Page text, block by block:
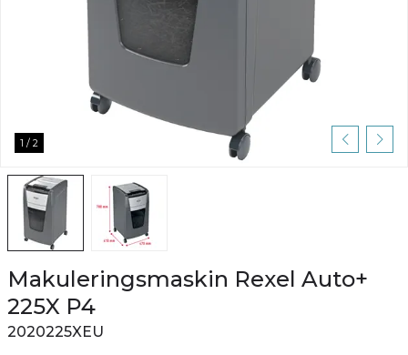
1 / 2
Makuleringsmaskin Rexel Auto+
225X P4
2020225XEU